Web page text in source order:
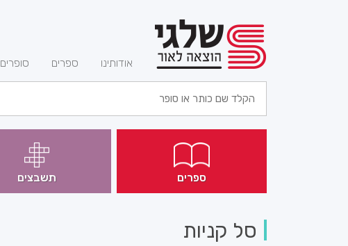
אודותינו ספרים סופרים
ספרים תשבצים
סל קניות